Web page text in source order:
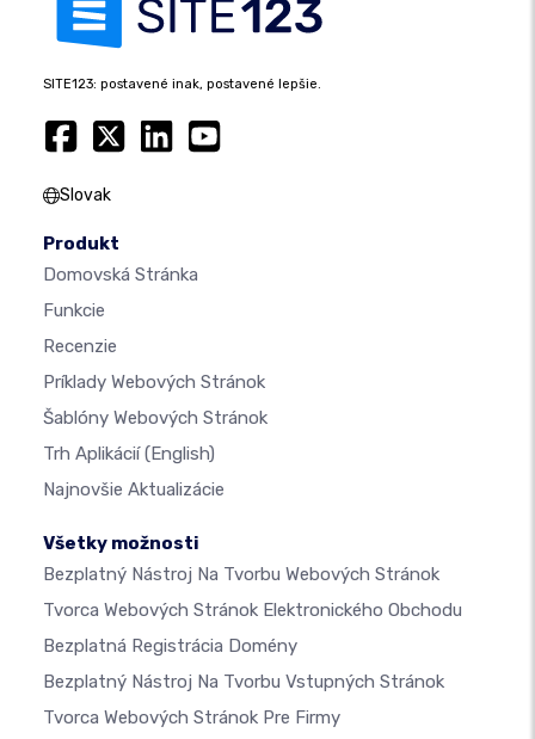
SITE123: postavené inak, postavené lepšie.
Slovak
Produkt
Domovská Stránka
Funkcie
Recenzie
Príklady Webových Stránok
Šablóny Webových Stránok
Trh Aplikácií(English)
Najnovšie Aktualizácie
Všetky možnosti
Bezplatný Nástroj Na Tvorbu Webových Stránok
Tvorca Webových Stránok Elektronického Obchodu
Bezplatná Registrácia Domény
Bezplatný Nástroj Na Tvorbu Vstupných Stránok
Tvorca Webových Stránok Pre Firmy